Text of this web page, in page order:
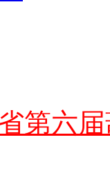
第六